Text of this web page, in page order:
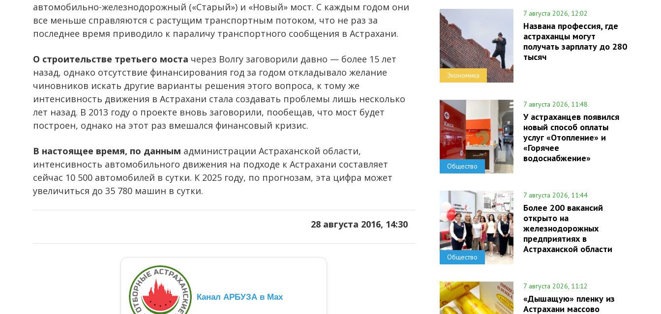
автомобильно-железнодорожный («Старый») и «Новый» мост. С каждым годом они
все меньше справляются с растущим транспортным потоком, что не раз за
последнее время приводило к параличу транспортного сообщения в Астрахани.
О строительстве третьего моста через Волгу заговорили давно — более 15 лет
назад, однако отсутствие финансирования год за годом откладывало желание
чиновников искать другие варианты решения этого вопроса, к тому же
интенсивность движения в Астрахани стала создавать проблемы лишь несколько
лет назад. В 2013 году о проекте вновь заговорили, пообещав, что мост будет
построен, однако на этот раз вмешался финансовый кризис.
В настоящее время, по данным администрации Астраханской области,
интенсивность автомобильного движения на подходе к Астрахани составляет
сейчас 10 500 автомобилей в сутки. К 2025 году, по прогнозам, эта цифра может
увеличиться до 35 780 машин в сутки.
28 августа 2016, 14:30
Канал АРБУЗА в Max
Экономика
7 августа 2026, 12:02
Названа профессия, где
астраханцы могут
получать зарплату до 280
тысяч
Общество
7 августа 2026, 11:48
У астраханцев появился
новый способ оплаты
услуг «Отопление» и
«Горячее
водоснабжение»
Общество
7 августа 2026, 11:44
Более 200 вакансий
открыто на
железнодорожных
предприятиях в
Астраханской области
7 августа 2026, 11:12
«Дышащую» пленку из
Астрахани массово